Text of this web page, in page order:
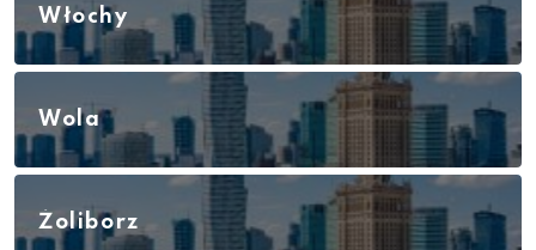
Włochy
Wola
Żoliborz